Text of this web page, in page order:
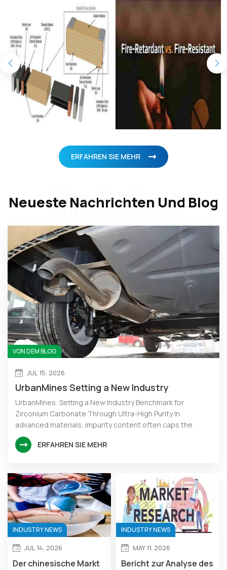
ERFAHREN SIE MEHR
Neueste Nachrichten Und Blog
Updates
VON DEM BLOG
JUL 15, 2026
UrbanMines Setting a New Industry
Benchmark for Zirconium Carbonate
UrbanMines: Setting a New Industry Benchmark for
Zirconium Carbonate Through Ultra-High Purity In
advanced materials, impurity content often caps the
performance of finished products. UrbanMines fully
recognizes this core principle. We supply not only
ERFAHREN SIE MEHR
INDUSTRY NEWS
JUL 14, 2026
Der chinesische Markt
INDUSTRY NEWS
MAY 11, 2026
Bericht zur Analyse des